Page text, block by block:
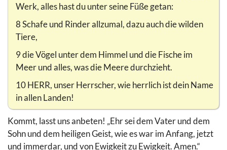
Werk, alles hast du unter seine Füße getan:
8 Schafe und Rinder allzumal, dazu auch die wilden
Tiere,
9 die Vögel unter dem Himmel und die Fische im
Meer und alles, was die Meere durchzieht.
10 HERR, unser Herrscher, wie herrlich ist dein Name
in allen Landen!
Kommt, lasst uns anbeten! „Ehr sei dem Vater und dem
Sohn und dem heiligen Geist, wie es war im Anfang, jetzt
und immerdar, und von Ewigkeit zu Ewigkeit. Amen.“